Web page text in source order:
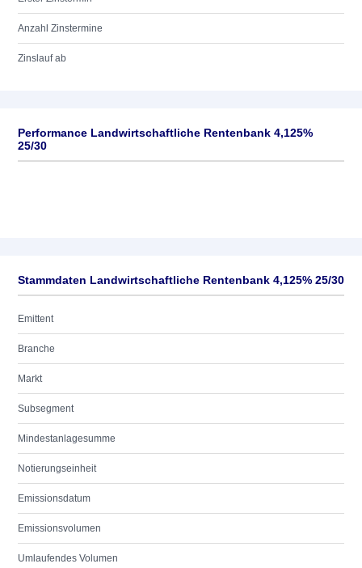
Anzahl Zinstermine
Zinslauf ab
Performance Landwirtschaftliche Rentenbank 4,125%
25/30
Stammdaten Landwirtschaftliche Rentenbank 4,125% 25/30
Emittent
Branche
Markt
Subsegment
Mindestanlagesumme
Notierungseinheit
Emissionsdatum
Emissionsvolumen
Umlaufendes Volumen